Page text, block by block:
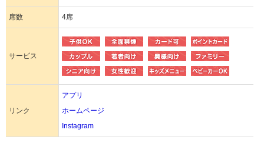
席数 4席
サービス
リンク
アプリ
ホームページ
Instagram